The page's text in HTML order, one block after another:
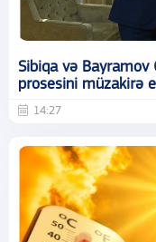
Sibiqa və Bayramov
prosesini müzakirə
14:27